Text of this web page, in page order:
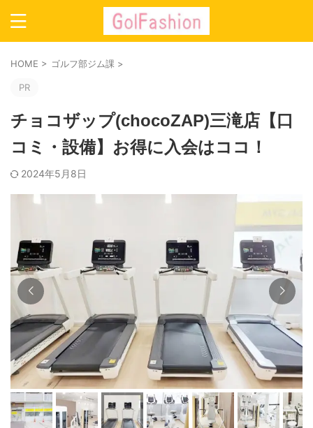
HOME > ゴルフ部ジム課 >
PR
チョコザップ(chocoZAP)三滝店【口
コミ・設備】お得に入会はココ！
2024年5月8日